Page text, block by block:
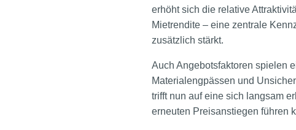
erhöht sich die relative
Mietrendite – eine zentrale
zusätzlich stärkt.
Auch Angebotsfaktoren spielen
Materialengpässen und
trifft nun auf eine sich langsam
erneuten Preisanstiegen führen